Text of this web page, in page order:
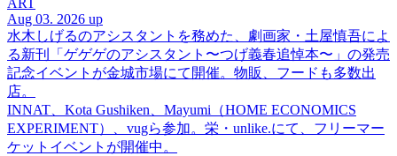
ART
Aug 03. 2026 up
水木しげるのアシスタントを務めた、劇画家・土屋慎吾によ
る新刊「ゲゲゲのアシスタント〜つげ義春追悼本〜」の発売
記念イベントが金城市場にて開催。物販、フードも多数出
店。
INNAT、Kota Gushiken、Mayumi（HOME ECONOMICS
EXPERIMENT）、vugら参加。栄・unlike.にて、フリーマー
ケットイベントが開催中。